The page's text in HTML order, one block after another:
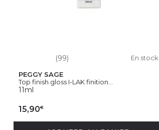
(99) En stock
PEGGY SAGE
Top finish gloss I-LAK finition...
11ml
15,90€